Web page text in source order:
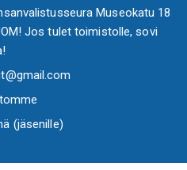
Museokatu 18
Jos tulet toimistolle, sovi
(jäsenille)